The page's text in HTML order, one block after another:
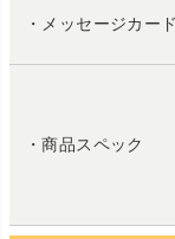
・メッセージカード
・商品スペック